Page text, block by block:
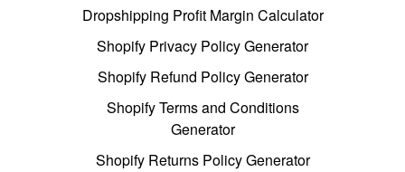
Dropshipping Profit Margin Calculator
Shopify Privacy Policy Generator
Shopify Refund Policy Generator
Shopify Terms and Conditions
Generator
Shopify Returns Policy Generator